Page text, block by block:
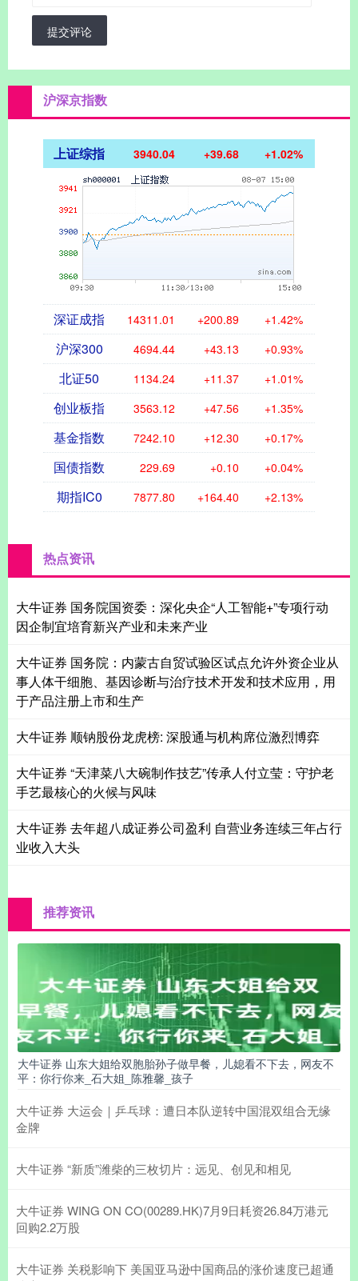
提交评论
沪深京指数
上证综指 3940.04 +39.68 +1.02%
深证成指 14311.01 +200.89 +1.42%
沪深300 4694.44 +43.13 +0.93%
北证50 1134.24 +11.37 +1.01%
创业板指 3563.12 +47.56 +1.35%
基金指数 7242.10 +12.30 +0.17%
国债指数 229.69 +0.10 +0.04%
期指IC0 7877.80 +164.40 +2.13%
热点资讯
大牛证券 国务院国资委：深化央企“人工智能+”专项行动
因企制宜培育新兴产业和未来产业
大牛证券 国务院：内蒙古自贸试验区试点允许外资企业从
事人体干细胞、基因诊断与治疗技术开发和技术应用，用
于产品注册上市和生产
大牛证券 顺钠股份龙虎榜: 深股通与机构席位激烈博弈
大牛证券 “天津菜八大碗制作技艺”传承人付立莹：守护老
手艺最核心的火候与风味
大牛证券 去年超八成证券公司盈利 自营业务连续三年占行
业收入大头
推荐资讯
大牛证券 山东大姐给双胞胎孙子做早餐，儿媳看不下去，网友不
平：你行你来_石大姐_陈雅馨_孩子
大牛证券 大运会｜乒乓球：遭日本队逆转中国混双组合无缘
金牌
大牛证券 “新质”潍柴的三枚切片：远见、创见和相见
大牛证券 WING ON CO(00289.HK)7月9日耗资26.84万港元
回购2.2万股
大牛证券 关税影响下 美国亚马逊中国商品的涨价速度已超通